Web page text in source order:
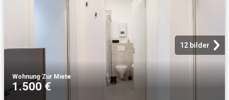
12 bilder
Wohnung·Zur Miete
1.500 €